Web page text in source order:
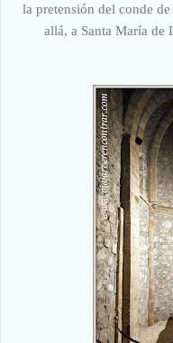
la pretensión del conde
allá, a Santa María de